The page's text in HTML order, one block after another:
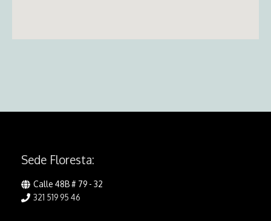
Sede Floresta:
Calle 48B # 79 - 32
321 519 95 46